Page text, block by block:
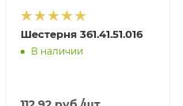
Шестерня 361.41.51.016
В наличии